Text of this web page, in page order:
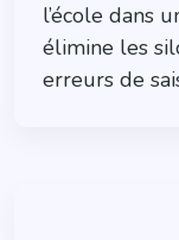
l’école dans
élimine les
erreurs de